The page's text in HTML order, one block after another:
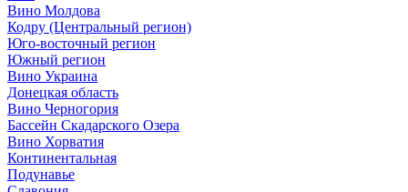
Вино Молдова
Кодру (Центральный регион)
Юго-восточный регион
Южный регион
Вино Украина
Донецкая область
Вино Черногория
Бассейн Скадарского Озера
Вино Хорватия
Континентальная
Подунавье